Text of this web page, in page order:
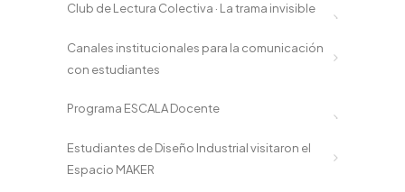
Club de Lectura Colectiva · La trama invisible
Canales institucionales para la comunicación
con estudiantes
Programa ESCALA Docente
Estudiantes de Diseño Industrial visitaron el
Espacio MAKER